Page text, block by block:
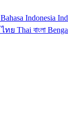
Bahasa Indonesia
ไทย Thai বাংলা